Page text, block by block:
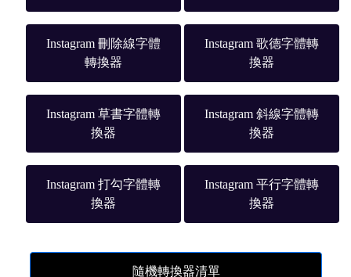
Instagram 刪除線字體
轉換器
Instagram 歌德字體轉
換器
Instagram 草書字體轉
換器
Instagram 斜線字體轉
換器
Instagram 打勾字體轉
換器
Instagram 平行字體轉
換器
隨機轉換器清單